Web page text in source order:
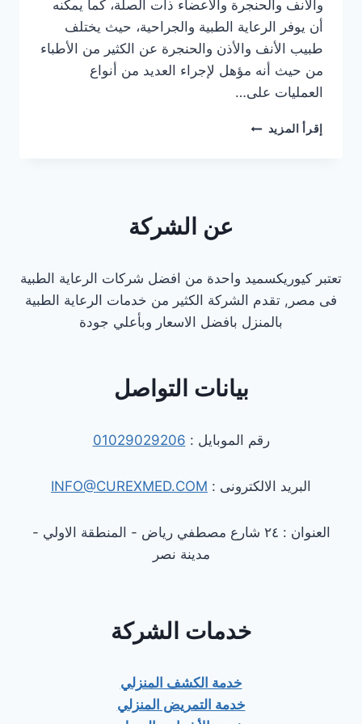
والأنف والحنجرة والأعضاء ذات الصلة، كما يمكنه
أن يوفر الرعاية الطبية والجراحية، حيث يختلف
طبيب الأنف والأذن والحنجرة عن الكثير من الأطباء
من حيث أنه مؤهل لإجراء العديد من أنواع
العمليات على…
إقرأ المزيد دكتور
عن الشركة
تعتبر كيوريكسميد واحدة من افضل شركات الرعاية الطبية
فى مصر, تقدم الشركة الكثير من خدمات الرعاية الطبية
بالمنزل بافضل الاسعار وبأعلي جودة
بيانات التواصل
رقم الموبايل : 01029029206
البريد الالكترونى : INFO@CUREXMED.COM
العنوان : ٢٤ شارع مصطفي رياض - المنطقة الاولي -
مدينة نصر
خدمات الشركة
خدمة الكشف المنزلي
خدمة التمريض المنزلي